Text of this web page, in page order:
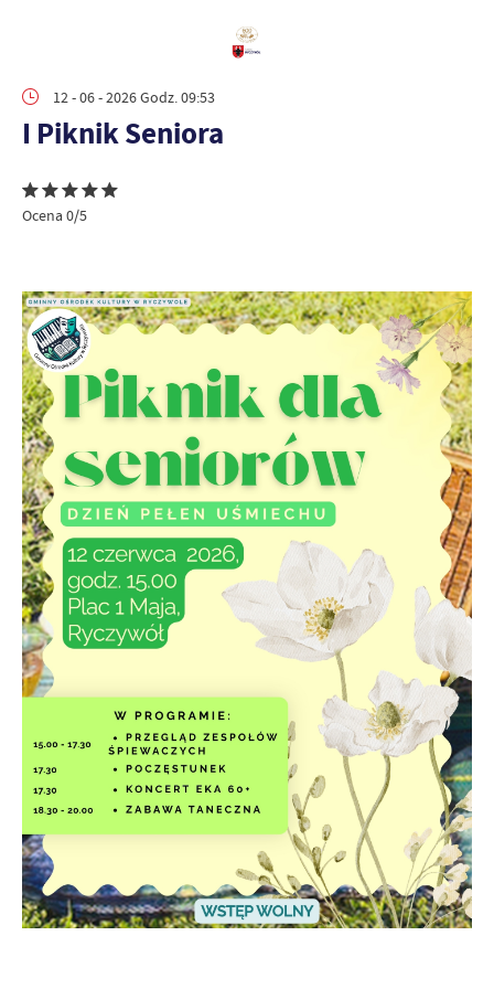
12 - 06 - 2026 Godz. 09:53
I Piknik Seniora
Ocena 0/5